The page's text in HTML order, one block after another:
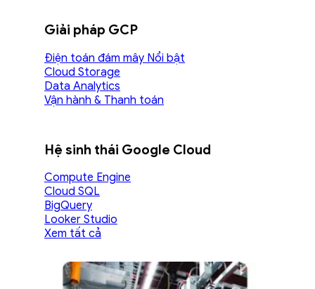
Giải pháp GCP
Điện toán đám mây
Cloud Storage
Data Analytics
Vận hành & Thanh toán
Hệ sinh thái Google Cloud
Compute Engine
Cloud SQL
BigQuery
Looker Studio
Xem tất cả